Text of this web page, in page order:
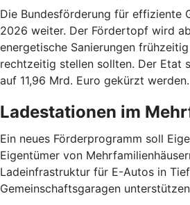
Die Bundesförderung für effiziente
2026 weiter. Der Fördertopf wird
energetische Sanierungen
rechtzeitig stellen sollten. Der Etat
auf 11,96 Mrd. Euro gekürzt werden.
Ladestationen im
Ein neues Förderprogramm soll
Eigentümer von
Ladeinfrastruktur für E-Autos in
Gemeinschaftsgaragen